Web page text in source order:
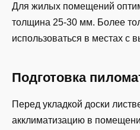
Для жилых помещений
толщина 25-30 мм. Более
использоваться в местах с
Подготовка
Перед укладкой доски
акклиматизацию в